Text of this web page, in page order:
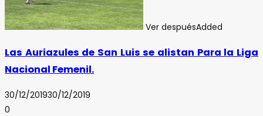
Ver despuésAdded
Las Auriazules de San Luis se alistan Para la Liga
Nacional Femenil.
30/12/201930/12/2019
0